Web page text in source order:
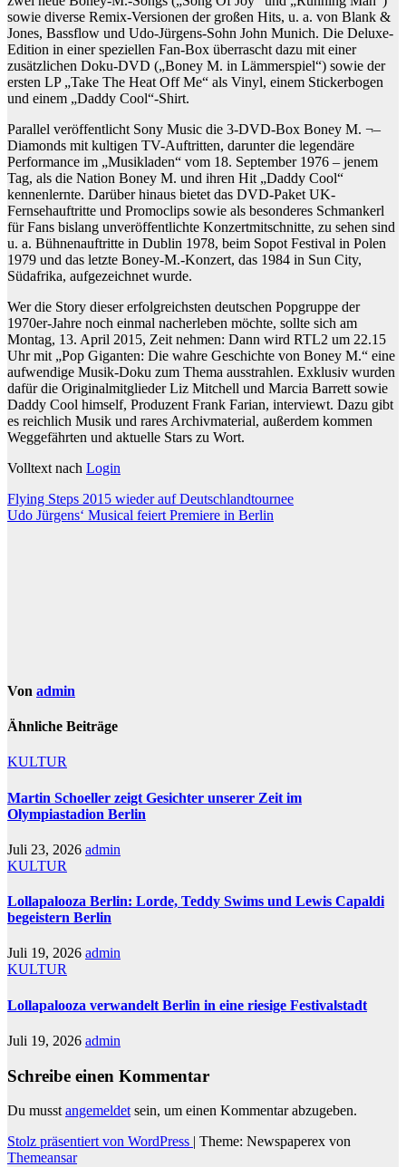
sowie diverse Remix-Versionen der großen Hits, u. a. von Blank &
Jones, Bassflow und Udo-Jürgens-Sohn John Munich. Die Deluxe-
Edition in einer speziellen Fan-Box überrascht dazu mit einer
zusätzlichen Doku-DVD („Boney M. in Lämmerspiel“) sowie der
ersten LP „Take The Heat Off Me“ als Vinyl, einem Stickerbogen
und einem „Daddy Cool“-Shirt.
Parallel veröffentlicht Sony Music die 3-DVD-Box Boney M. ¬–
Diamonds mit kultigen TV-Auftritten, darunter die legendäre
Performance im „Musikladen“ vom 18. September 1976 – jenem
Tag, als die Nation Boney M. und ihren Hit „Daddy Cool“
kennenlernte. Darüber hinaus bietet das DVD-Paket UK-
Fernsehauftritte und Promoclips sowie als besonderes Schmankerl
für Fans bislang unveröffentlichte Konzertmitschnitte, zu sehen sind
u. a. Bühnenauftritte in Dublin 1978, beim Sopot Festival in Polen
1979 und das letzte Boney-M.-Konzert, das 1984 in Sun City,
Südafrika, aufgezeichnet wurde.
Wer die Story dieser erfolgreichsten deutschen Popgruppe der
1970er-Jahre noch einmal nacherleben möchte, sollte sich am
Montag, 13. April 2015, Zeit nehmen: Dann wird RTL2 um 22.15
Uhr mit „Pop Giganten: Die wahre Geschichte von Boney M.“ eine
aufwendige Musik-Doku zum Thema ausstrahlen. Exklusiv wurden
dafür die Originalmitglieder Liz Mitchell und Marcia Barrett sowie
Daddy Cool himself, Produzent Frank Farian, interviewt. Dazu gibt
es reichlich Musik und rares Archivmaterial, außerdem kommen
Weggefährten und aktuelle Stars zu Wort.
Volltext nach Login
Beitragsnavigation
Flying Steps 2015 wieder auf Deutschlandtournee
Udo Jürgens‘ Musical feiert Premiere in Berlin
Von admin
Ähnliche Beiträge
KULTUR
Martin Schoeller zeigt Gesichter unserer Zeit im
Olympiastadion Berlin
Juli 23, 2026 admin
KULTUR
Lollapalooza Berlin: Lorde, Teddy Swims und Lewis Capaldi
begeistern Berlin
Juli 19, 2026 admin
KULTUR
Lollapalooza verwandelt Berlin in eine riesige Festivalstadt
Juli 19, 2026 admin
Schreibe einen Kommentar
Du musst angemeldet sein, um einen Kommentar abzugeben.
Stolz präsentiert von WordPress | Theme: Newspaperex von
Themeansar